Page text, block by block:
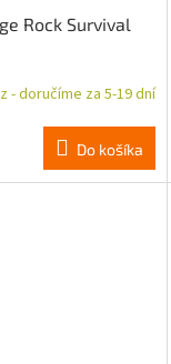
Rock Survival
- doručíme za 5-19 dní
Do košíka